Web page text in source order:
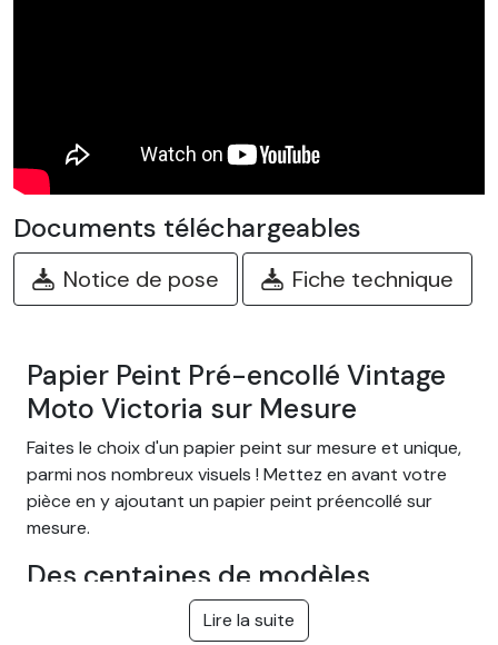
Documents téléchargeables
Notice de pose Fiche technique
Papier Peint Pré-encollé Vintage
Moto Victoria sur Mesure
Faites le choix d'un papier peint sur mesure et unique,
parmi nos nombreux visuels ! Mettez en avant votre
pièce en y ajoutant un papier peint préencollé sur
mesure.
Des centaines de modèles
Lire la suite